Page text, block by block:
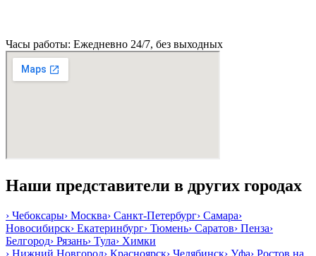
Часы работы: Ежедневно 24/7, без выходных
Наши представители в других городах
› Чебоксары› Москва› Санкт-Петербург› Самара›
Новосибирск› Екатеринбург› Тюмень› Саратов› Пенза›
Белгород› Рязань› Тула› Химки